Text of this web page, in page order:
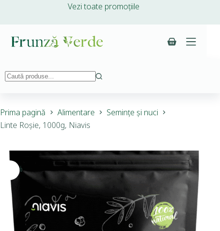
Vezi toate promoțiile
Prima pagină Alimentare
Semințe și nuci
Linte Roșie, 1000g, Niavis
-10%